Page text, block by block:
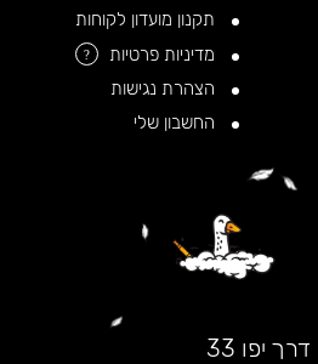
תקנון מועדון לקוחות
מדיניות פרטיות
?
הצהרת נגישות
החשבון שלי
דרך יפו 33